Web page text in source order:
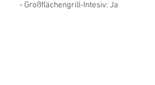
- Großflächengrill-Intesiv: Ja